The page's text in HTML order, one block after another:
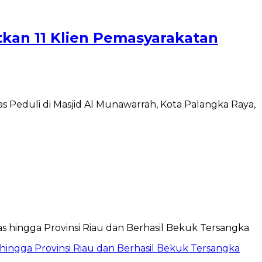
11 Klien Pemasyarakatan
Peduli di Masjid Al Munawarrah, Kota Palangka Raya,
Provinsi Riau dan Berhasil Bekuk Tersangka